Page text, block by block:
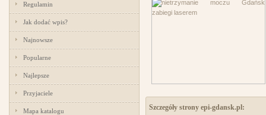
Regulamin
Jak dodać wpis?
Najnowsze
Popularne
Najlepsze
Przyjaciele
Mapa katalogu Szczegóły strony epi-gdansk.pl: